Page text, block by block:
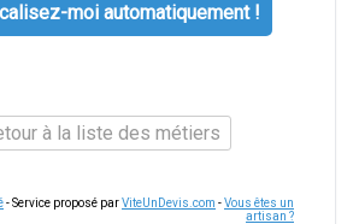
moi automatiquement !
à la liste des métiers
- Service proposé parViteUnDevis.com -Vous êtes un
artisan ?